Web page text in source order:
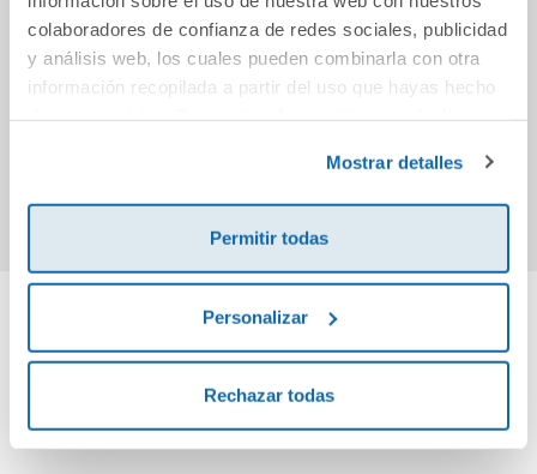
colaboradores de confianza de redes sociales, publicidad
y análisis web, los cuales pueden combinarla con otra
información recopilada a partir del uso que hayas hecho
Mostrar detalles
Permitir todas
Personalizar
Rechazar todas
Los siguientes
10,95€
Las deliciosas
historias de la
taberna
Kamogawa
Kamogawa 2)
10,95€
Comprar
Cuéntanos tu opinión